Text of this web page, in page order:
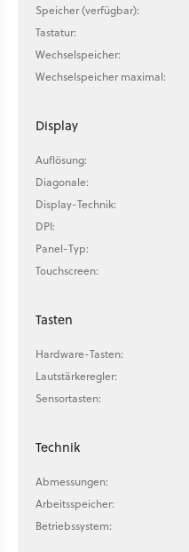
Speicher (verfügbar):
Tastatur:
Wechselspeicher:
Wechselspeicher maximal:
Display
Auflösung:
Diagonale:
Display-Technik:
DPI:
Panel-Typ:
Touchscreen:
Tasten
Hardware-Tasten:
Lautstärkeregler:
Sensortasten:
Technik
Abmessungen:
Arbeitsspeicher:
Betriebssystem: